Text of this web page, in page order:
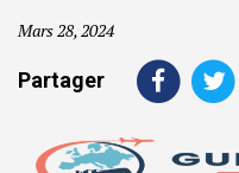
Mars 28, 2024
Partager